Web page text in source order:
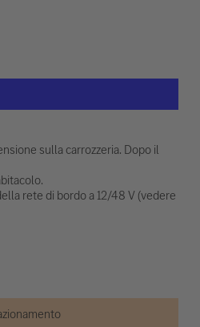
sulla carrozzeria. Dopo il
rete di bordo a 12/48 V (vedere